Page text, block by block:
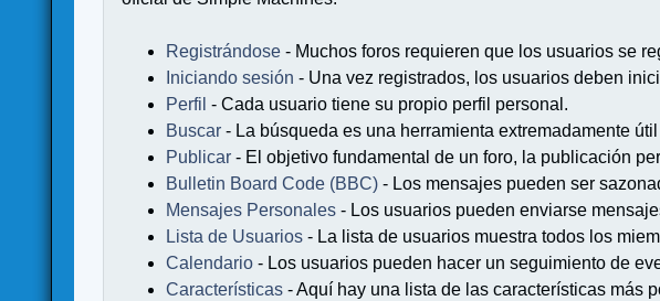
Registrándose - Muchos foros requieren que los usuarios se
Iniciando sesión - Una vez registrados, los usuarios deben
Perfil - Cada usuario tiene su propio perfil personal.
Buscar - La búsqueda es una herramienta extremadamente
Publicar - El objetivo fundamental de un foro, la publicación
Bulletin Board Code (BBC)- Los mensajes pueden ser
Mensajes Personales - Los usuarios pueden enviarse
Lista de Usuarios - La lista de usuarios muestra todos los
Calendario - Los usuarios pueden hacer un seguimiento de
Características - Aquí hay una lista de las características más